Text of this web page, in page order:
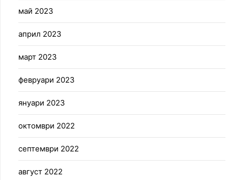
май 2023
април 2023
март 2023
февруари 2023
януари 2023
октомври 2022
септември 2022
август 2022